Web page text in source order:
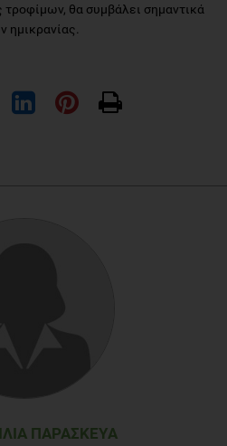
θα συμβάλει σημαντικά
ημικρανίας.
liestyle and socioeconomic
cross – sectional study. Journal
ΠΑΡΑΣΚΕΥΆ